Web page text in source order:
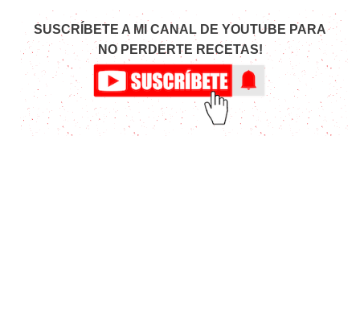
SUSCRÍBETE A MI CANAL DE YOUTUBE PARA
NO PERDERTE RECETAS!